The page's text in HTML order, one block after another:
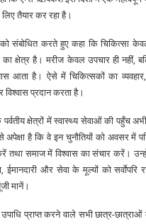
तैयार कर रहा है।
को संबोधित करते हुए कहा कि चिकित्सा
क्षेत्र है। मरीज केवल उपचार ही नहीं,
आता है। ऐसे में चिकित्सकों का
विश्वास प्रदान करता है।
क्षेत्रों में स्वास्थ्य सेवाओं की पहुँच अभी
है कि वे इन चुनौतियों को अवसर में
तथा समाज में विश्वास का संचार करें।
और सेवा के मूल्यों को सर्वाेपरि
मानें।
प्राप्त करने वाले सभी छात्र-छात्राओं